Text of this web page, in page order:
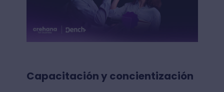
Capacitación y concientización